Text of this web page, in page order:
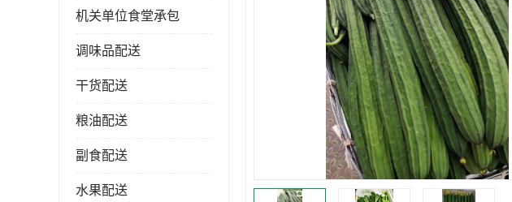
机关单位食堂承包
调味品配送
干货配送
粮油配送
副食配送
水果配送